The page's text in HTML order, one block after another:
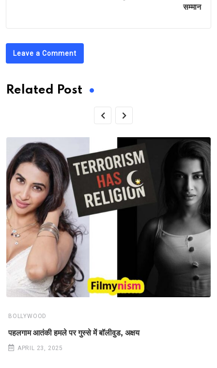
सम्मान
Leave a Comment
Related Post
BOLLYWOOD
पहलगाम आतंकी हमले पर गुस्से में बॉलीवुड, अक्षय
APRIL 23, 2025